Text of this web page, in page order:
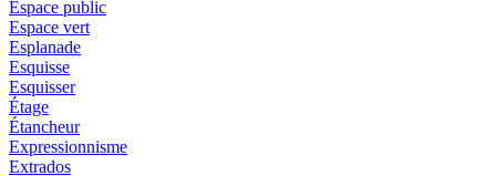
Espace public
Espace vert
Esplanade
Esquisse
Esquisser
Étage
Étancheur
Expressionnisme
Extrados